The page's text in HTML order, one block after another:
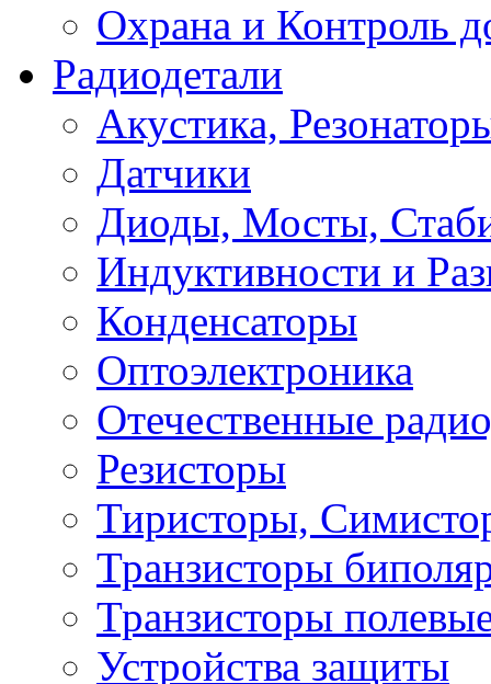
Охрана и Контроль
Радиодетали
Акустика,
Датчики
Диоды, Мосты,
Индуктивности и
Конденсаторы
Оптоэлектроника
Отечественные
Резисторы
Тиристоры,
Транзисторы
Транзисторы
Устройства защиты